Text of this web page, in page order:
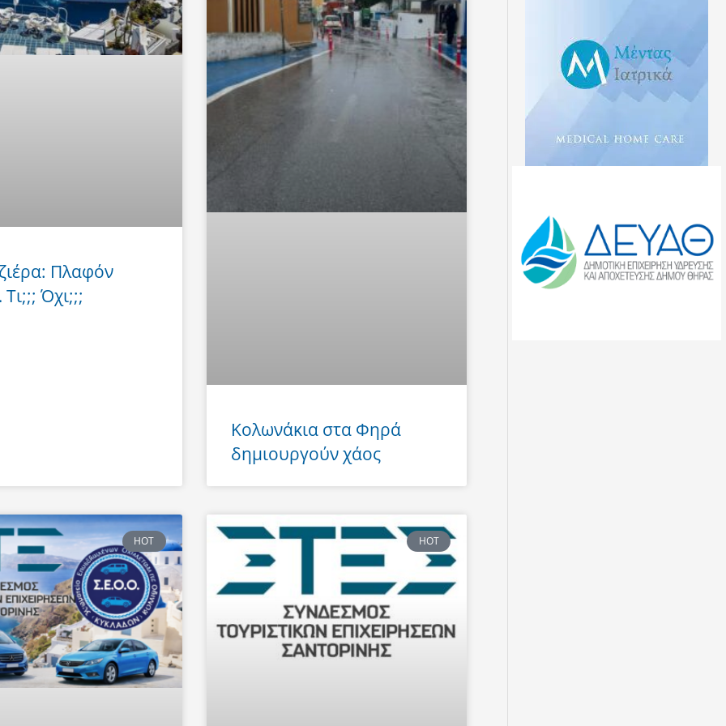
Πλαφόν
Όχι;;;
Κολωνάκια στα Φηρά
δημιουργούν χάος
HOT HOT